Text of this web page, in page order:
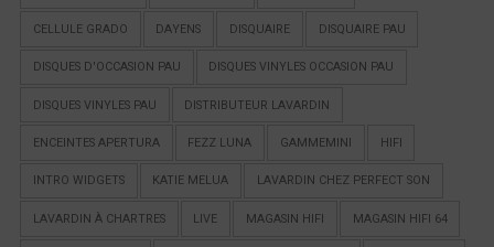
CELLULE GRADO DAYENS DISQUAIRE DISQUAIRE PAU
DISQUES D'OCCASION PAU DISQUES VINYLES OCCASION PAU
DISQUES VINYLES PAU DISTRIBUTEUR LAVARDIN
ENCEINTES APERTURA FEZZ LUNA GAMMEMINI HIFI
INTRO WIDGETS KATIE MELUA LAVARDIN CHEZ PERFECT SON
LAVARDIN À CHARTRES LIVE MAGASIN HIFI MAGASIN HIFI 64